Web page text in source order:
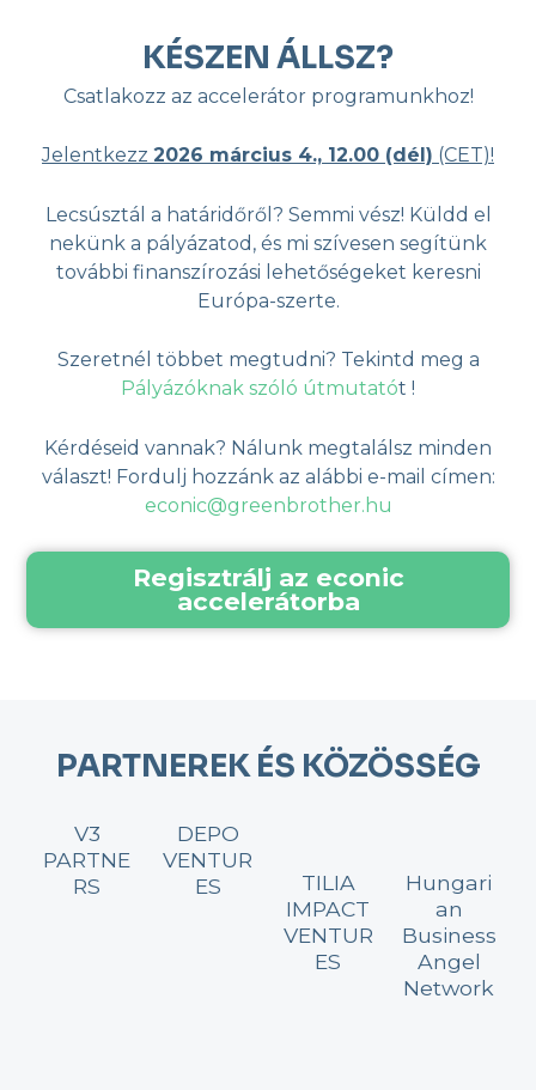
KÉSZEN ÁLLSZ?
Csatlakozz az accelerátor programunkhoz!
Jelentkezz 2026 március 4., 12.00 (dél) (CET)!
Lecsúsztál a határidőről? Semmi vész! Küldd el
nekünk a pályázatod, és mi szívesen segítünk
további finanszírozási lehetőségeket keresni
Európa-szerte.
Szeretnél többet megtudni? Tekintd meg a
Pályázóknak szóló útmutatót !
Kérdéseid vannak? Nálunk megtalálsz minden
választ! Fordulj hozzánk az alábbi e-mail címen:
econic@greenbrother.hu
Regisztrálj az econic
accelerátorba
PARTNEREK ÉS KÖZÖSSÉG
V3
PARTNE
RS
DEPO
VENTUR
ES
TILIA
IMPACT
VENTUR
ES
Hungari
an
Business
Angel
Network